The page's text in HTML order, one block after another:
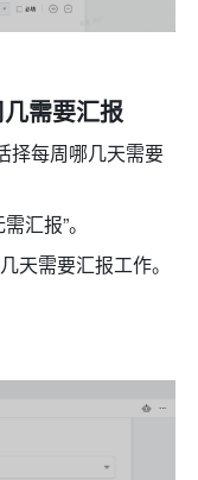
需要汇报
择每周哪几天需要
汇报”。